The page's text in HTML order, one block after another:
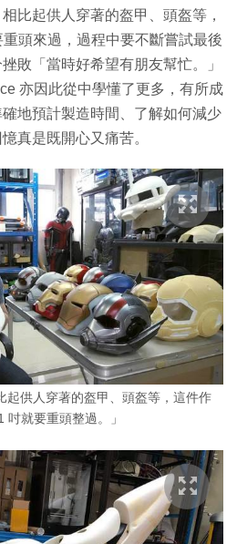
比起供人穿著的盔甲、頭盔等，
頭來過，過程中要不斷嘗試最後
敗「當時好希望有朋友幫忙。」
亦因此從中學懂了更多，有所成
地預計製造時間、了解如何減少
真是既開心又痛苦。
起供人穿著的盔甲、頭盔等，這件作
吋就要重頭整過。」